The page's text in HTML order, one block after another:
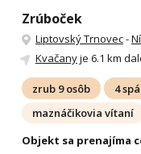
Zrúboček
Liptovský Trnovec-
Kvačanyje 6.1 km
zrub 9 osôb 4
maznáčikovia vítaní
Objekt sa prenajíma